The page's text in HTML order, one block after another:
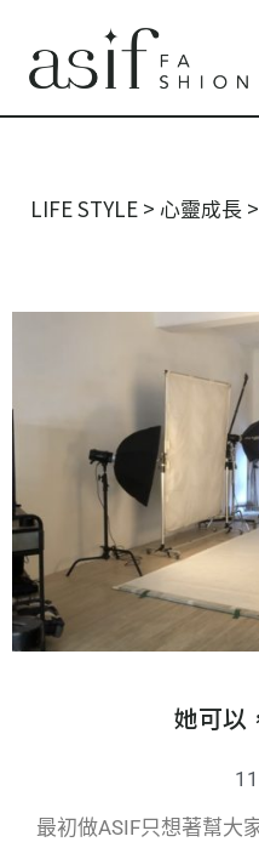
LIFE STYLE > 心靈成長 >
她可以
最初做ASIF只想著幫大